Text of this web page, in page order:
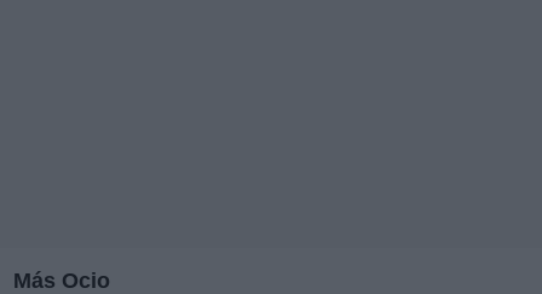
Más Ocio